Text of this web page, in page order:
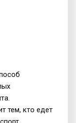
тем, кто едет